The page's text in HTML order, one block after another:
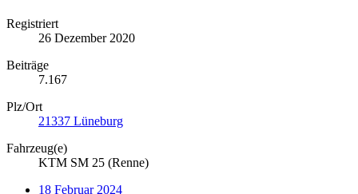
Registriert
26 Dezember 2020
Beiträge
7.167
Plz/Ort
21337 Lüneburg
Fahrzeug(e)
KTM SM 25 (Renne)
18 Februar 2024